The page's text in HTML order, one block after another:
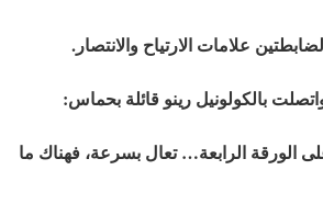
علامات الارتياح والانتصار.
بالكولونيل رينو قائلة بحماس:
الورقة الرابعة… تعال بسرعة، فهناك ما